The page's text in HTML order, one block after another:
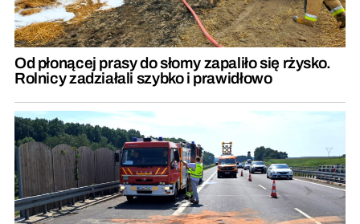
Od płonącej prasy do słomy zapaliło się rżysko.
Rolnicy zadziałali szybko i prawidłowo